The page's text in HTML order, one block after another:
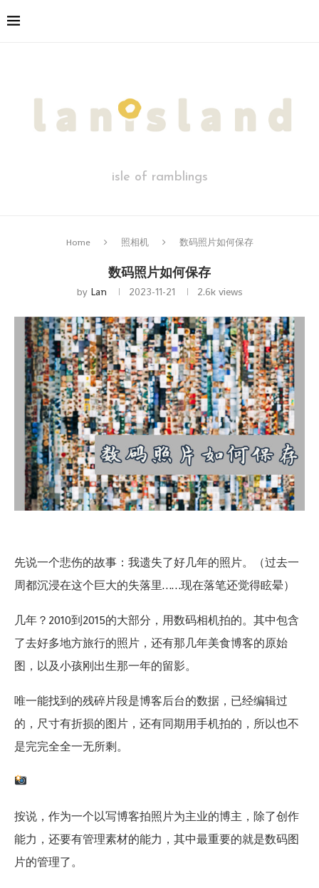
isle of ramblings
Home 照相机 数码照片如何保存
数码照片如何保存
by Lan 2023-11-21 2.6kviews
先说一个悲伤的故事：我遗失了好几年的照片。（过去一
周都沉浸在这个巨大的失落里……现在落笔还觉得眩晕）
几年？2010到2015的大部分，用数码相机拍的。其中包含
了去好多地方旅行的照片，还有那几年美食博客的原始
图，以及小孩刚出生那一年的留影。
唯一能找到的残碎片段是博客后台的数据，已经编辑过
的，尺寸有折损的图片，还有同期用手机拍的，所以也不
是完完全全一无所剩。
按说，作为一个以写博客拍照片为主业的博主，除了创作
能力，还要有管理素材的能力，其中最重要的就是数码图
片的管理了。